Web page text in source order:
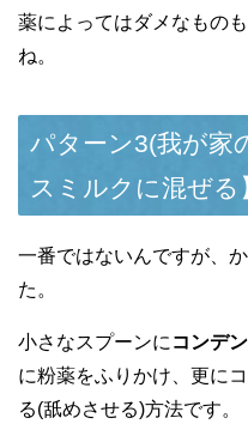
薬によってはダメなもの
ね。
パターン3(我が家
スミルクに混ぜる
一番ではないんですが、
た。
小さなスプーンに コンデ
に粉薬をふりかけ、更に
る(舐めさせる)方法です。